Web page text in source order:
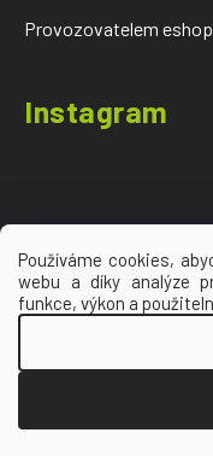
Používáme cookies,
webu a díky analýze
funkce, výkon a
Provozovatelem
Instagram